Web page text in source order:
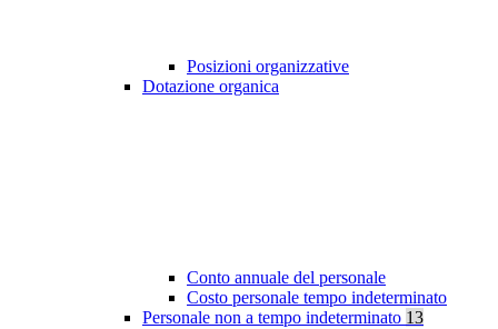
Posizioni organizzative
Dotazione organica
Conto annuale del personale
Costo personale tempo indeterminato
Personale non a tempo indeterminato 13